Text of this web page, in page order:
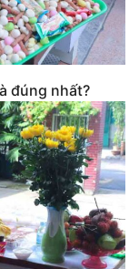
đúng nhất?